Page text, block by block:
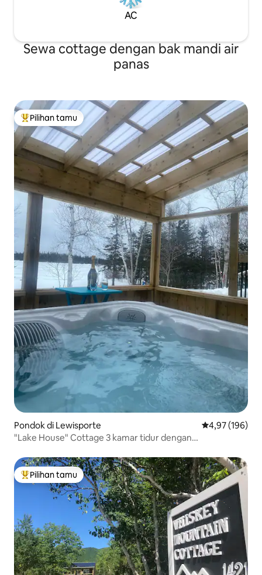
AC
Sewa cottage dengan bak mandi air
panas
Pilihan tamu terpopuler
Pilihan tamu
Pondok di Lewisporte Nilai rata-rata
4,97 (196)
"Lake House" Cottage 3 kamar tidur dengan
Pilihan tamu terpopuler
Pilihan tamu